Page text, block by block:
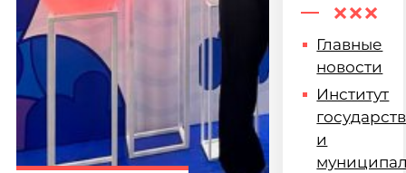
Главные
новости
Институт
и